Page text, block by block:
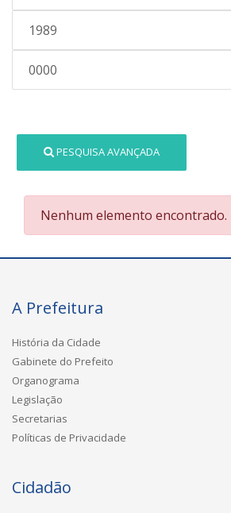
1989
0000
PESQUISA AVANÇADA
Nenhum elemento encontrado.
A Prefeitura
História da Cidade
Gabinete do Prefeito
Organograma
Legislação
Secretarias
Políticas de Privacidade
Cidadão